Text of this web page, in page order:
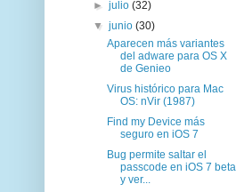
►julio(32)
▼junio(30)
Aparecen más variantes
del adware para OS X
de Genieo
Virus histórico para Mac
OS: nVir (1987)
Find my Device más
seguro en iOS 7
Bug permite saltar el
passcode en iOS 7 beta
y ver...